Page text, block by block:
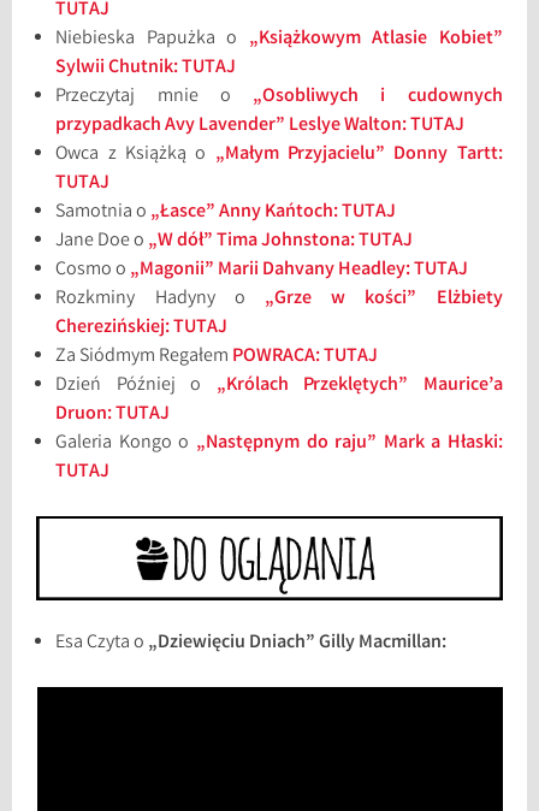
TUTAJ
Niebieska Papużka o „Książkowym Atlasie Kobiet”
Sylwii Chutnik: TUTAJ
Przeczytaj mnie o „Osobliwych i cudownych
przypadkach Avy Lavender” Leslye Walton: TUTAJ
Owca z Książką o „Małym Przyjacielu” Donny Tartt:
TUTAJ
Samotnia o „Łasce” Anny Kańtoch: TUTAJ
Jane Doe o „W dół” Tima Johnstona: TUTAJ
Cosmo o „Magonii” Marii Dahvany Headley: TUTAJ
Rozkminy Hadyny o „Grze w kości” Elżbiety
Cherezińskiej: TUTAJ
Za Siódmym Regałem POWRACA: TUTAJ
Dzień Później o „Królach Przeklętych” Maurice’a
Druon: TUTAJ
Galeria Kongo o „Następnym do raju” Mark a Hłaski:
TUTAJ
Esa Czyta o „Dziewięciu Dniach” Gilly Macmillan: